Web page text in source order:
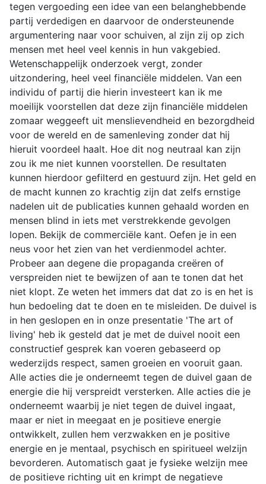
tegen vergoeding een idee van een belanghebbende
partij verdedigen en daarvoor de ondersteunende
argumentering naar voor schuiven, al zijn zij op zich
mensen met heel veel kennis in hun vakgebied.
Wetenschappelijk onderzoek vergt, zonder
uitzondering, heel veel financiële middelen. Van een
individu of partij die hierin investeert kan ik me
moeilijk voorstellen dat deze zijn financiële middelen
zomaar weggeeft uit menslievendheid en bezorgdheid
voor de wereld en de samenleving zonder dat hij
hieruit voordeel haalt. Hoe dit nog neutraal kan zijn
zou ik me niet kunnen voorstellen. De resultaten
kunnen hierdoor gefilterd en gestuurd zijn. Het geld en
de macht kunnen zo krachtig zijn dat zelfs ernstige
nadelen uit de publicaties kunnen gehaald worden en
mensen blind in iets met verstrekkende gevolgen
lopen. Bekijk de commerciële kant. Oefen je in een
neus voor het zien van het verdienmodel achter.
Probeer aan degene die propaganda creëren of
verspreiden niet te bewijzen of aan te tonen dat het
niet klopt. Ze weten het immers dat dat zo is en het is
hun bedoeling dat te doen en te misleiden. De duivel is
in hen geslopen en in onze presentatie 'The art of
living' heb ik gesteld dat je met de duivel nooit een
constructief gesprek kan voeren gebaseerd op
wederzijds respect, samen groeien en vooruit gaan.
Alle acties die je onderneemt tegen de duivel gaan de
energie die hij verspreidt versterken. Alle acties die je
onderneemt waarbij je niet tegen de duivel ingaat,
maar er niet in meegaat en je positieve energie
ontwikkelt, zullen hem verzwakken en je positive
energie en je mentaal, psychisch en spiritueel welzijn
bevorderen. Automatisch gaat je fysieke welzijn mee
de positieve richting uit en krimpt de negatieve